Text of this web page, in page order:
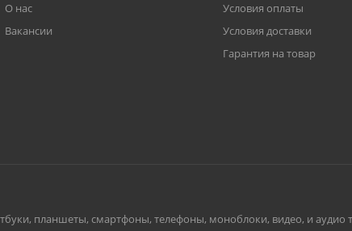
О нас
Вакансии
Условия оплаты
Условия доставки
Гарантия на товар
планшеты, смартфоны, телефоны, моноблоки, видео, и аудио